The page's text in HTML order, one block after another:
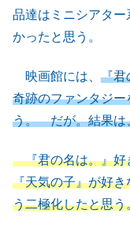
品達はミニシアタ
かったと思う。
映画館には、 『君
奇跡のファンタジ
う。 だが。結果は
『君の名は。』好
『天気の子』が好
う二極化したと思う